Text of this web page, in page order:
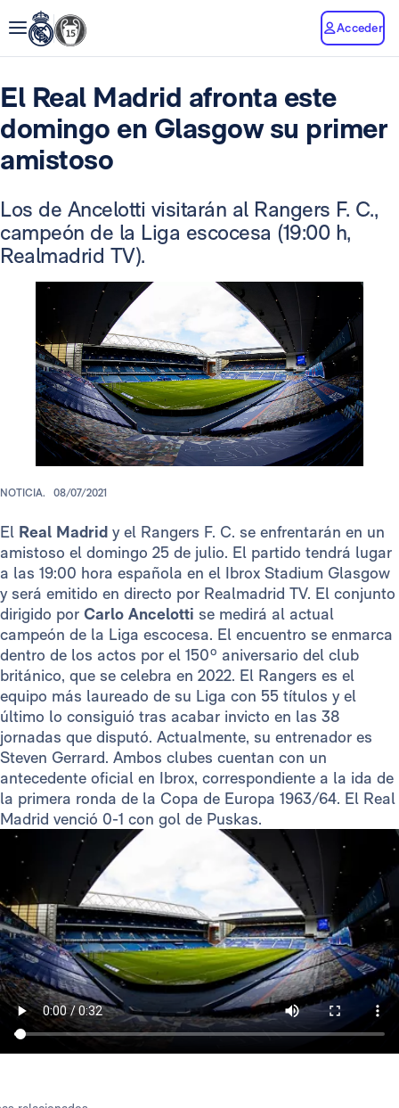
Acceder
El Real Madrid afronta este
domingo en Glasgow su primer
amistoso
Los de Ancelotti visitarán al Rangers F. C.,
campeón de la Liga escocesa (19:00 h,
Realmadrid TV).
NOTICIA. 08/07/2021
El Real Madrid y el Rangers F. C. se enfrentarán en un
amistoso el domingo 25 de julio. El partido tendrá lugar
a las 19:00 hora española en el Ibrox Stadium Glasgow
y será emitido en directo por Realmadrid TV. El conjunto
dirigido por Carlo Ancelotti se medirá al actual
campeón de la Liga escocesa. El encuentro se enmarca
dentro de los actos por el 150º aniversario del club
británico, que se celebra en 2022. El Rangers es el
equipo más laureado de su Liga con 55 títulos y el
último lo consiguió tras acabar invicto en las 38
jornadas que disputó. Actualmente, su entrenador es
Steven Gerrard. Ambos clubes cuentan con un
antecedente oficial en Ibrox, correspondiente a la ida de
la primera ronda de la Copa de Europa 1963/64. El Real
Madrid venció 0-1 con gol de Puskas.